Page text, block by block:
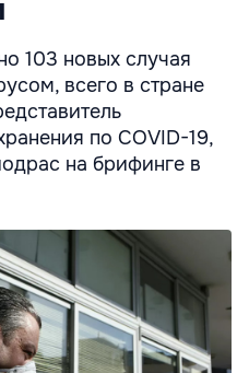
103 новых случая
всего в стране
по COVID-19,
на брифинге в